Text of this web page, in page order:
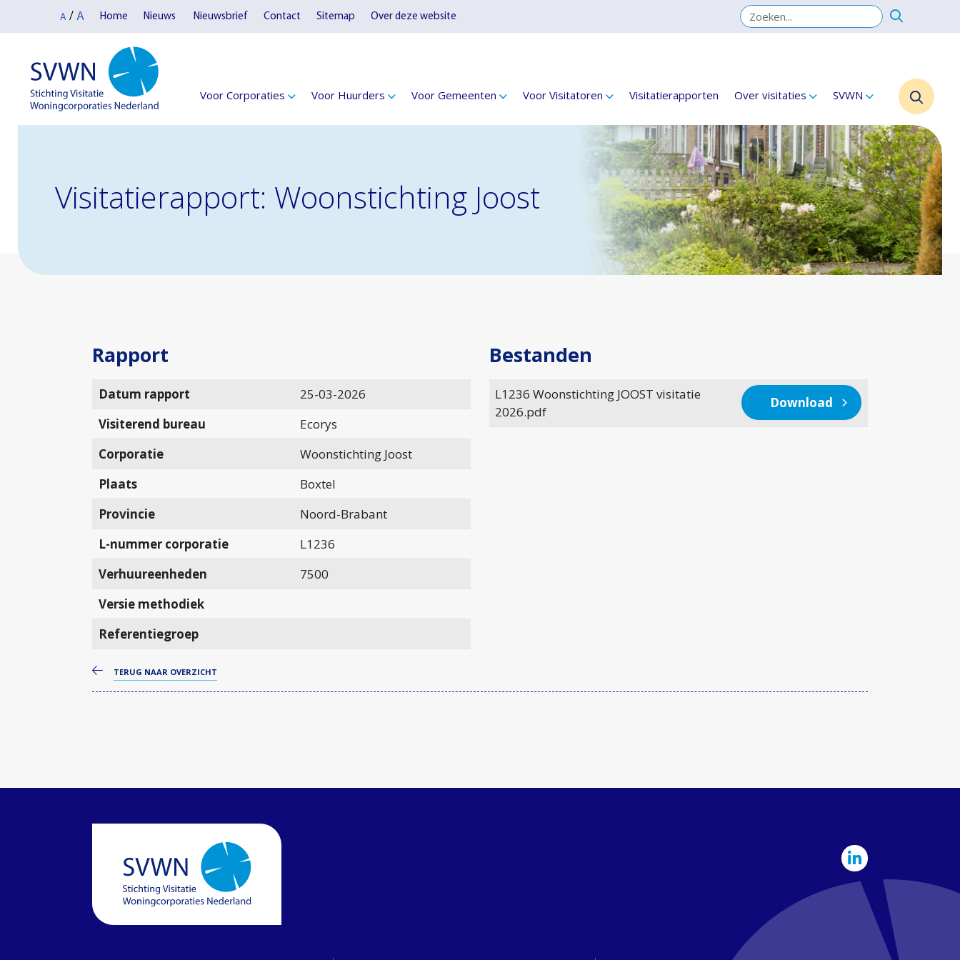
A / A Home Nieuws Nieuwsbrief Contact Sitemap Over deze website
Voor Corporaties Voor Huurders Voor Gemeenten Voor Visitatoren Visitatierapporten Over visitaties SVWN
Visitatierapport: Woonstichting Joost
Rapport
Datum rapport
25-03-2026
Visiterend bureau
Ecorys
Corporatie
Woonstichting Joost
Plaats
Boxtel
Provincie
Noord-Brabant
L-nummer corporatie
L1236
Verhuureenheden
7500
Versie methodiek
Referentiegroep
Bestanden
L1236 Woonstichting JOOST visitatie
2026.pdf
Download
TERUG NAAR OVERZICHT